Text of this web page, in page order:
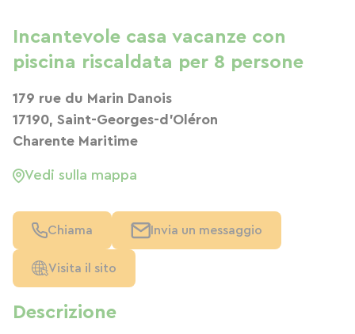
Descrizione
Incantevole casa vacanze con
piscina riscaldata per 8 persone
179 rue du Marin Danois
17190, Saint-Georges-d'Oléron
Charente Maritime
Vedi sulla mappa
Chiama Invia un messaggio
Visita il sito